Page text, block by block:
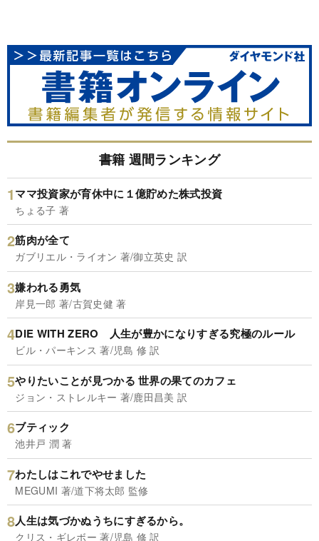
書籍 週間ランキング
ママ投資家が育休中に１億貯めた株式投資
ちょる子 著
筋肉が全て
ガブリエル・ライオン 著/御立英史 訳
嫌われる勇気
岸見一郎 著/古賀史健 著
DIE WITH ZERO 人生が豊かになりすぎる究極のルール
ビル・パーキンス 著/児島 修 訳
やりたいことが見つかる 世界の果てのカフェ
ジョン・ストレルキー 著/鹿田昌美 訳
ブティック
池井戸 潤 著
わたしはこれでやせました
MEGUMI 著/道下将太郎 監修
人生は気づかぬうちにすぎるから。
クリス・ギレボー 著/児島 修 訳